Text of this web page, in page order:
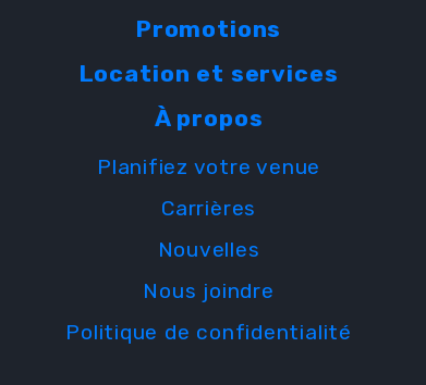
Promotions
Location et services
À propos
Planifiez votre venue
Carrières
Nouvelles
Nous joindre
Politique de confidentialité